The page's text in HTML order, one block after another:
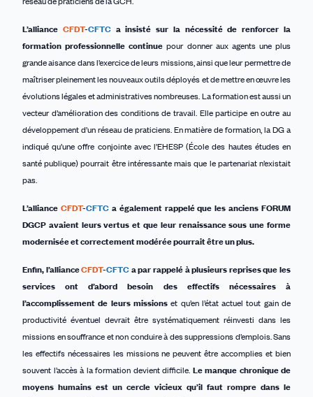
L’alliance CFDT-CFTCa insisté sur la nécessité de renforcer la
formation professionnelle continue pour donner aux agents une plus
grande aisance dans l’exercice de leurs missions, ainsi que leur permettre de
maîtriser pleinement les nouveaux outils déployés et de mettre en œuvre les
évolutions légales et administratives nombreuses. La formation est aussi un
vecteur d’amélioration des conditions de travail. Elle participe en outre au
développement d’un réseau de praticiens. En matière de formation, la DG a
indiqué qu’une offre conjointe avec l’EHESP (École des hautes études en
santé publique) pourrait être intéressante mais que le partenariat n’existait
pas.
L’alliance CFDT-CFTCa également rappelé que les anciens FORUM
DGCP avaient leurs vertus et que leur renaissance sous une forme
modernisée et correctement modérée pourrait être un plus.
Enfin, l’allianceCFDT-CFTCapar rappeléàplusieurs reprisesque les
services ont d’abord besoin des effectifs nécessaires à
l’accomplissementde leursmissionset qu’en l’état actuel tout gain de
productivité éventuel devrait être systématiquement réinvesti dans les
missions en souffrance et non conduire à des suppressions d’emplois. Sans
les effectifs nécessaires les missions ne peuvent être accomplies et bien
souvent l’accès à la formation devient difficile. Le manque chronique de
moyens humains est un cercle vicieux qu’il faut rompre dans le